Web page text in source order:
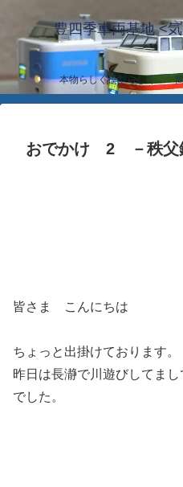
豊四季車両基地 <
本物らしく模型らしく…
おでかけ 2 －秩父
皆さま こんにちは
ちょっと出掛けております。
昨日は長瀞で川遊びしてま
でした。